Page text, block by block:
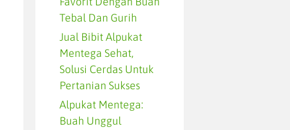
Tebal Dan Gurih
Jual Bibit Alpukat
Mentega Sehat,
Solusi Cerdas Untuk
Pertanian Sukses
Alpukat Mentega:
Buah Unggul